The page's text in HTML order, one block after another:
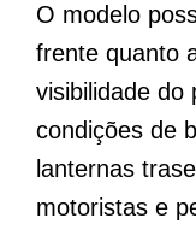
O modelo
frente quanto
visibilidade do
condições de
lanternas
motoristas e